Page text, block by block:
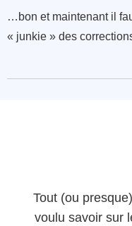
…bon et maintenant il
« junkie » des
Tout (ou
voulu savoir sur